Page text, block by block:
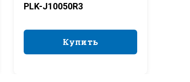
PLK-J10050R3
Купить
Купить